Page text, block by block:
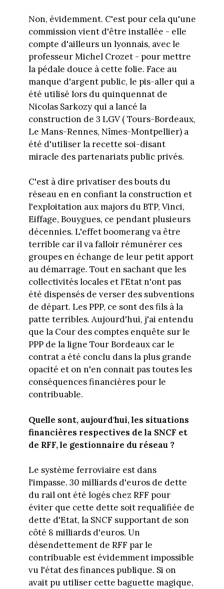
Non, évidemment. C'est pour cela qu'une
commission vient d'être installée - elle
compte d'ailleurs un lyonnais, avec le
professeur Michel Crozet - pour mettre
la pédale douce à cette folie. Face au
manque d'argent public, le pis-aller qui a
été utilisé lors du quinquennat de
Nicolas Sarkozy qui a lancé la
construction de 3 LGV ( Tours-Bordeaux,
Le Mans-Rennes, Nîmes-Montpellier) a
été d'utiliser la recette soi-disant
miracle des partenariats public privés.
C'est à dire privatiser des bouts du
réseau en en confiant la construction et
l'exploitation aux majors du BTP, Vinci,
Eiffage, Bouygues, ce pendant plusieurs
décennies. L'effet boomerang va être
terrible car il va falloir rémunérer ces
groupes en échange de leur petit apport
au démarrage. Tout en sachant que les
collectivités locales et l'Etat n'ont pas
été dispensés de verser des subventions
de départ. Les PPP, ce sont des fils à la
patte terribles. Aujourd'hui, j'ai entendu
que la Cour des comptes enquête sur le
PPP de la ligne Tour Bordeaux car le
contrat a été conclu dans la plus grande
opacité et on n'en connait pas toutes les
conséquences financières pour le
contribuable.
Quelle sont, aujourd'hui, les situations
financières respectives de la SNCF et
de RFF, le gestionnaire du réseau ?
Le système ferroviaire est dans
l'impasse. 30 milliards d'euros de dette
du rail ont été logés chez RFF pour
éviter que cette dette soit requalifiée de
dette d'Etat, la SNCF supportant de son
côté 8 milliards d'euros. Un
désendettement de RFF par le
contribuable est évidemment impossible
vu l'état des finances publique. Si on
avait pu utiliser cette baguette magique,